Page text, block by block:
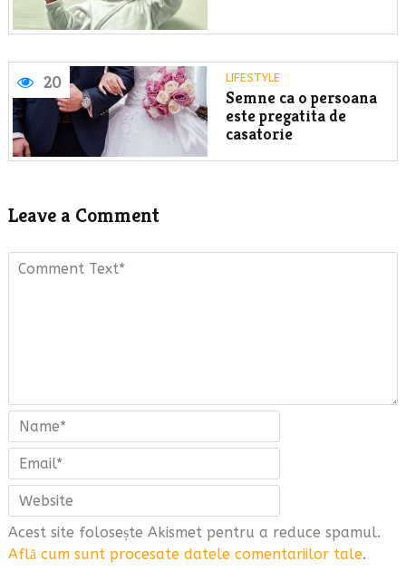
20 LIFESTYLE
Semne ca o persoana
este pregatita de
casatorie
Leave a Comment
Acest site folosește Akismet pentru a reduce spamul.
Află cum sunt procesate datele comentariilor tale.